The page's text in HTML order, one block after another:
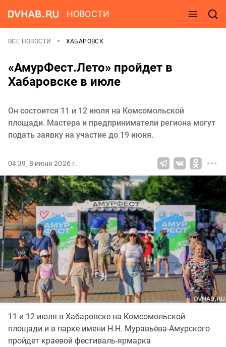
НОВОСТИ
ВСЕ НОВОСТИ ХАБАРОВСК
«АмурФест.Лето» пройдет в
Хабаровске в июле
Он состоится 11 и 12 июля на Комсомольской
площади. Мастера и предприниматели региона могут
подать заявку на участие до 19 июня.
04:39, 8 июня 2026 г.
11 и 12 июля в Хабаровске на Комсомольской
площади и в парке имени Н.Н. Муравьёва-Амурского
пройдет краевой фестиваль-ярмарка